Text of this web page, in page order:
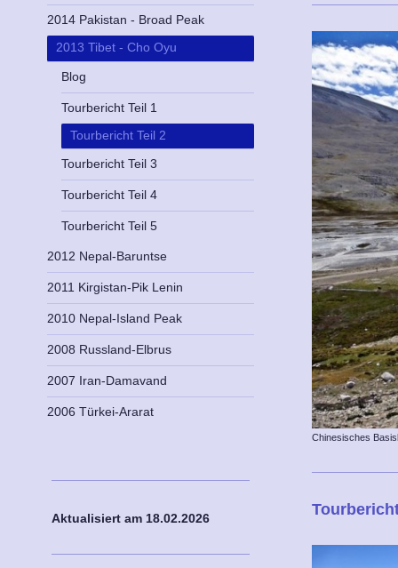
Chinesisches
2014 Pakistan - Broad Peak
2013 Tibet - Cho Oyu
Blog
Tourbericht Teil 1
Tourbericht Teil 2
Tourbericht Teil 3
Tourbericht Teil 4
Tourbericht Teil 5
2012 Nepal-Baruntse
2011 Kirgistan-Pik Lenin
2010 Nepal-Island Peak
2008 Russland-Elbrus
2007 Iran-Damavand
2006 Türkei-Ararat
Aktualisiert am 18.02.2026